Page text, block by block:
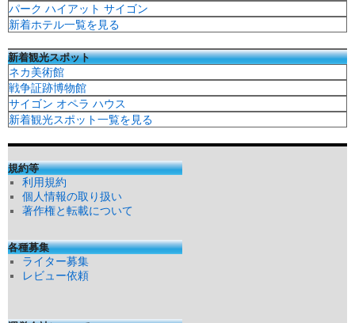
パーク ハイアット サイゴン
新着ホテル一覧を見る
新着観光スポット
ネカ美術館
戦争証跡博物館
サイゴン オペラ ハウス
新着観光スポット一覧を見る
規約等
利用規約
個人情報の取り扱い
著作権と転載について
各種募集
ライター募集
レビュー依頼